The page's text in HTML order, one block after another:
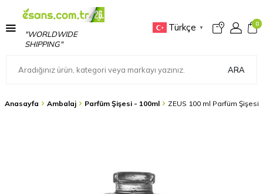
"WORLDWIDE
SHIPPING"
Türkçe ▼
0
ARA
Anasayfa Ambalaj Parfüm Şişesi - 100ml ZEUS 100 ml Parfüm Şişesi